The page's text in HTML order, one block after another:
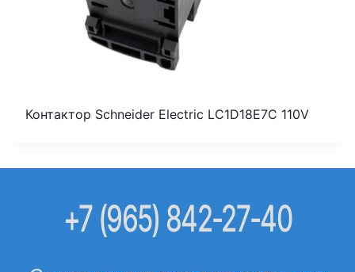
Контактор Schneider Electric LC1D18E7C 110V
+7 (965) 842-27-40